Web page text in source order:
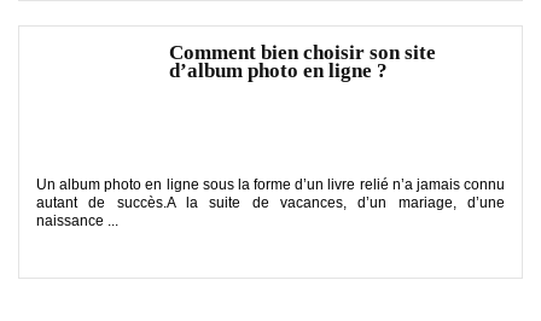
Comment bien choisir son site
d’album photo en ligne ?
Un album photo en ligne sous la forme d’un livre relié n’a jamais connu
autant de succès.A la suite de vacances, d’un mariage, d’une
naissance ...